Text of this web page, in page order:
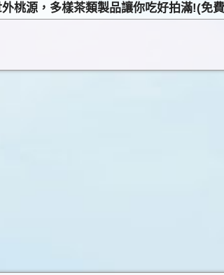
桃源，多樣茶類製品讓你吃好拍滿!(免